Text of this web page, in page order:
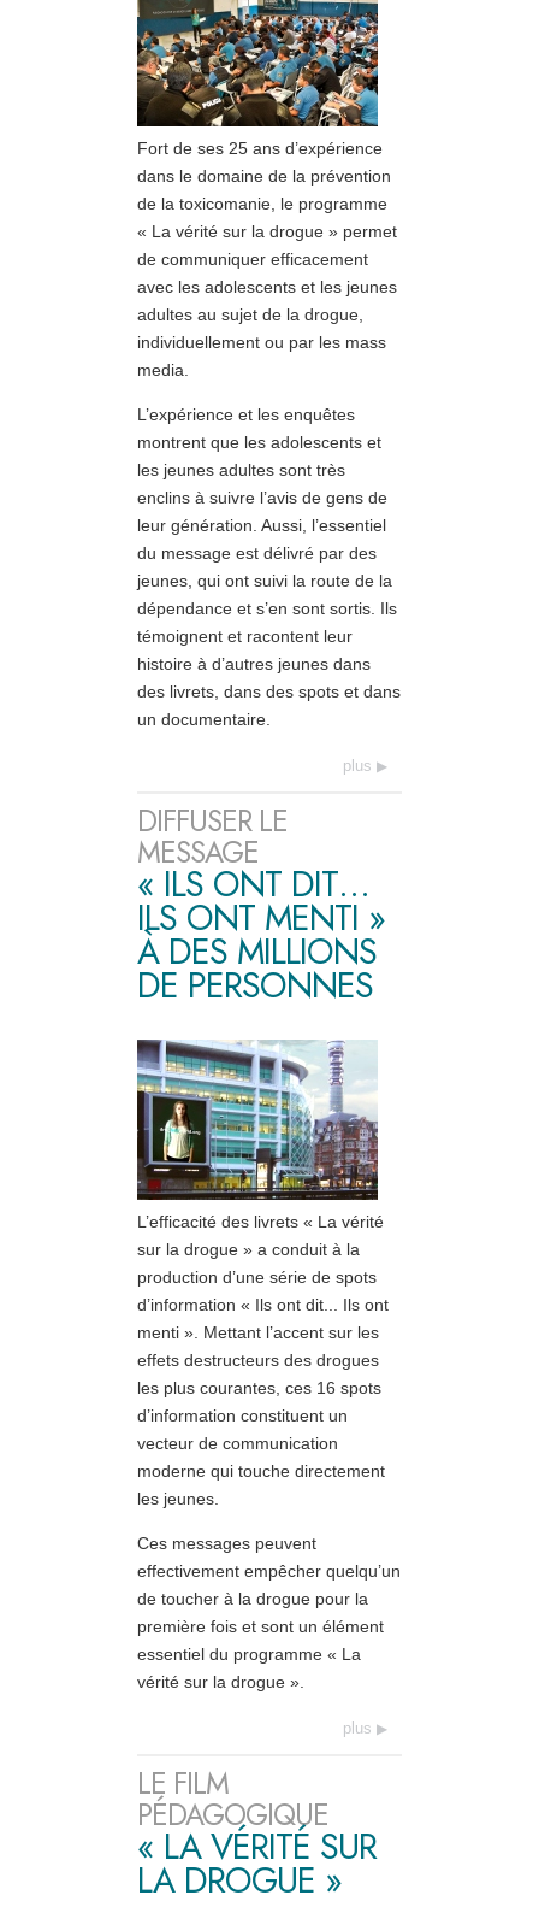
Fort de ses 25 ans d’expérience
dans le domaine de la prévention
de la toxicomanie, le programme
« La vérité sur la drogue » permet
de communiquer efficacement
avec les adolescents et les jeunes
adultes au sujet de la drogue,
individuellement ou par les mass
media.
L’expérience et les enquêtes
montrent que les adolescents et
les jeunes adultes sont très
enclins à suivre l’avis de gens de
leur génération. Aussi, l’essentiel
du message est délivré par des
jeunes, qui ont suivi la route de la
dépendance et s’en sont sortis. Ils
témoignent et racontent leur
histoire à d’autres jeunes dans
des livrets, dans des spots et dans
un documentaire.
plus
DIFFUSER LE
MESSAGE
« ILS ONT DIT…
ILS ONT MENTI »
À DES MILLIONS
DE PERSONNES
L’efficacité des livrets « La vérité
sur la drogue » a conduit à la
production d’une série de spots
d’information « Ils ont dit... Ils ont
menti ». Mettant l’accent sur les
effets destructeurs des drogues
les plus courantes, ces 16 spots
d’information constituent un
vecteur de communication
moderne qui touche directement
les jeunes.
Ces messages peuvent
effectivement empêcher quelqu’un
de toucher à la drogue pour la
première fois et sont un élément
essentiel du programme « La
vérité sur la drogue ».
plus
LE FILM
PÉDAGOGIQUE
« LA VÉRITÉ SUR
LA DROGUE »